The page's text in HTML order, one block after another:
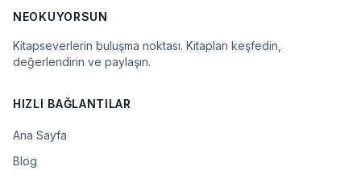
NEOKUYORSUN
Kitapseverlerin buluşma noktası. Kitapları keşfedin,
değerlendirin ve paylaşın.
HIZLI BAĞLANTILAR
Ana Sayfa
Blog